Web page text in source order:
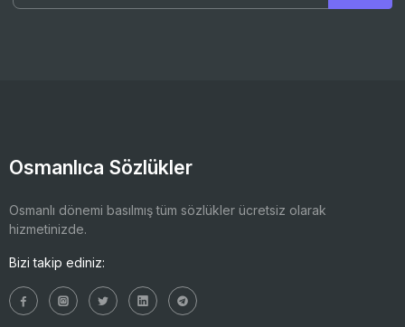
Osmanlıca Sözlükler
Osmanlı dönemi basılmış tüm sözlükler ücretsiz olarak
hizmetinizde.
Bizi takip ediniz: